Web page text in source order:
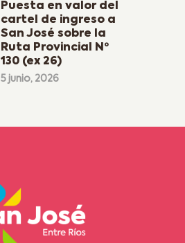
Puesta en valor del
cartel de ingreso a
San José sobre la
Ruta Provincial Nº
130 (ex 26)
5 junio, 2026